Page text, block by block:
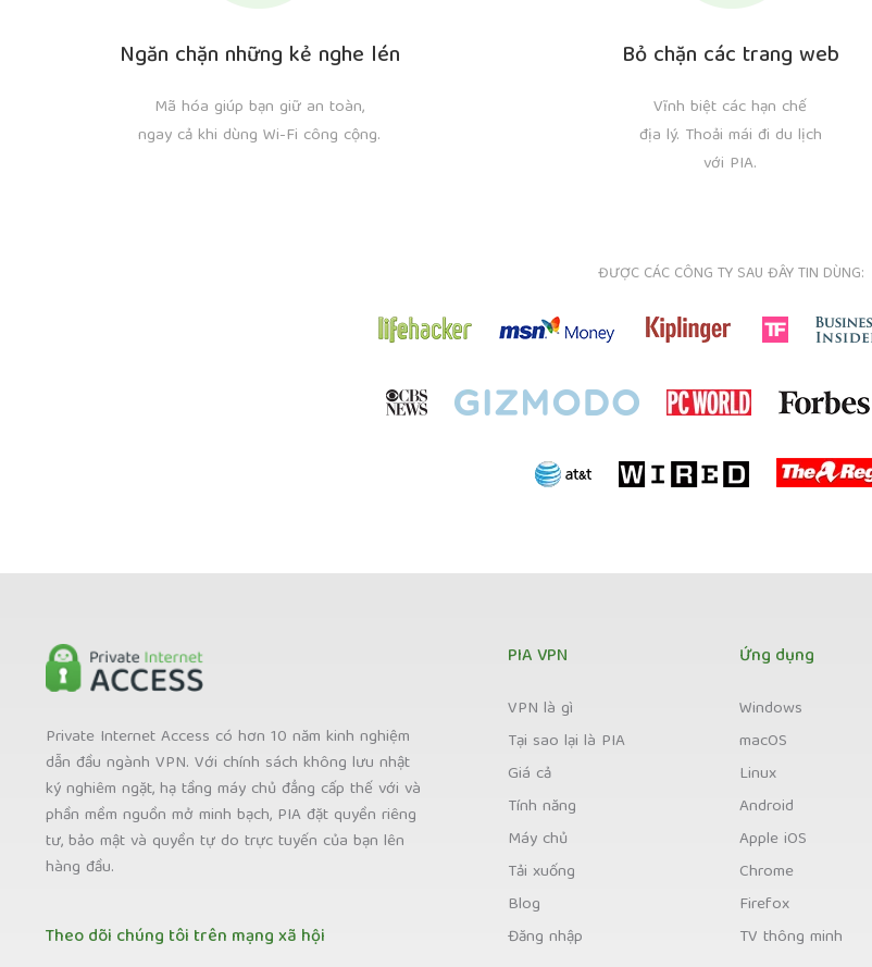
Ngăn chặn những kẻ nghe lén
Mã hóa giúp bạn giữ an toàn,
ngay cả khi dùng Wi-Fi công cộng.
Bỏ chặn các trang web
Vĩnh biệt các hạn chế
địa lý. Thoải mái đi du lịch
với PIA.
ĐƯỢC CÁC CÔNG TY SAU ĐÂY TIN DÙNG:
Private Internet Access có hơn 10 năm kinh nghiệm
dẫn đầu ngành VPN. Với chính sách không lưu nhật
ký nghiêm ngặt, hạ tầng máy chủ đẳng cấp thế với và
phần mềm nguồn mở minh bạch, PIA đặt quyền riêng
tư, bảo mật và quyền tự do trực tuyến của bạn lên
hàng đầu.
Theo dõi chúng tôi trên mạng xã hội
PIA VPN
VPN là gì
Tại sao lại là PIA
Giá cả
Tính năng
Máy chủ
Tải xuống
Blog
Đăng nhập
Ứng dụng
Windows
macOS
Linux
Android
Apple iOS
Chrome
Firefox
TV thông minh